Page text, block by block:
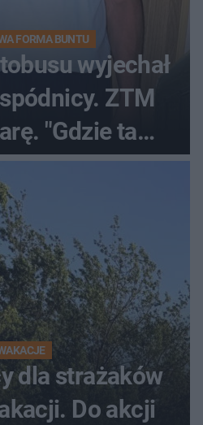
FORMA BUNTU
wyjechał
ZTM
"Gdzie ta
dla strażaków
Do akcji